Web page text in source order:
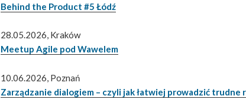
Behind the Product #5 Łódź
28.05.2026, Kraków
Meetup Agile pod Wawelem
10.06.2026, Poznań
Zarządzanie dialogiem – czyli jak łatwiej prowadzić trudne